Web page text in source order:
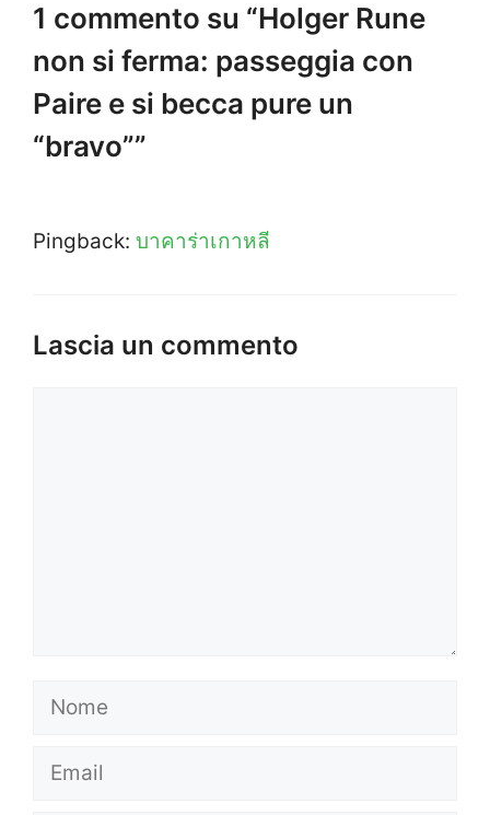
1 commento su “Holger Rune
non si ferma: passeggia con
Paire e si becca pure un
“bravo””
Pingback: บาคาร่าเกาหลี
Lascia un commento
Nome
Email